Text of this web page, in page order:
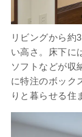
リビングから約
い高さ。床下に
ソフトなどが収
に特注のボック
りと暮らせる住